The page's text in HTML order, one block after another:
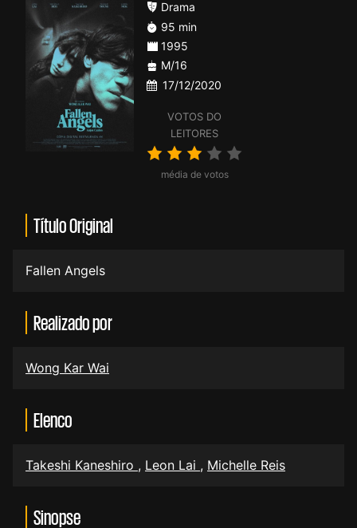
VOTOS DO
LEITORES
média de votos
Drama
95 min
1995
M/16
17/12/2020
Título Original
Fallen Angels
Realizado por
Wong Kar Wai
Elenco
Takeshi Kaneshiro , Leon Lai , Michelle Reis
Sinopse